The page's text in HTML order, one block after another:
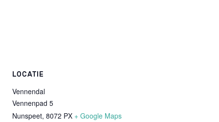
LOCATIE
Vennendal
Vennenpad 5
Nunspeet, 8072 PX + Google Maps